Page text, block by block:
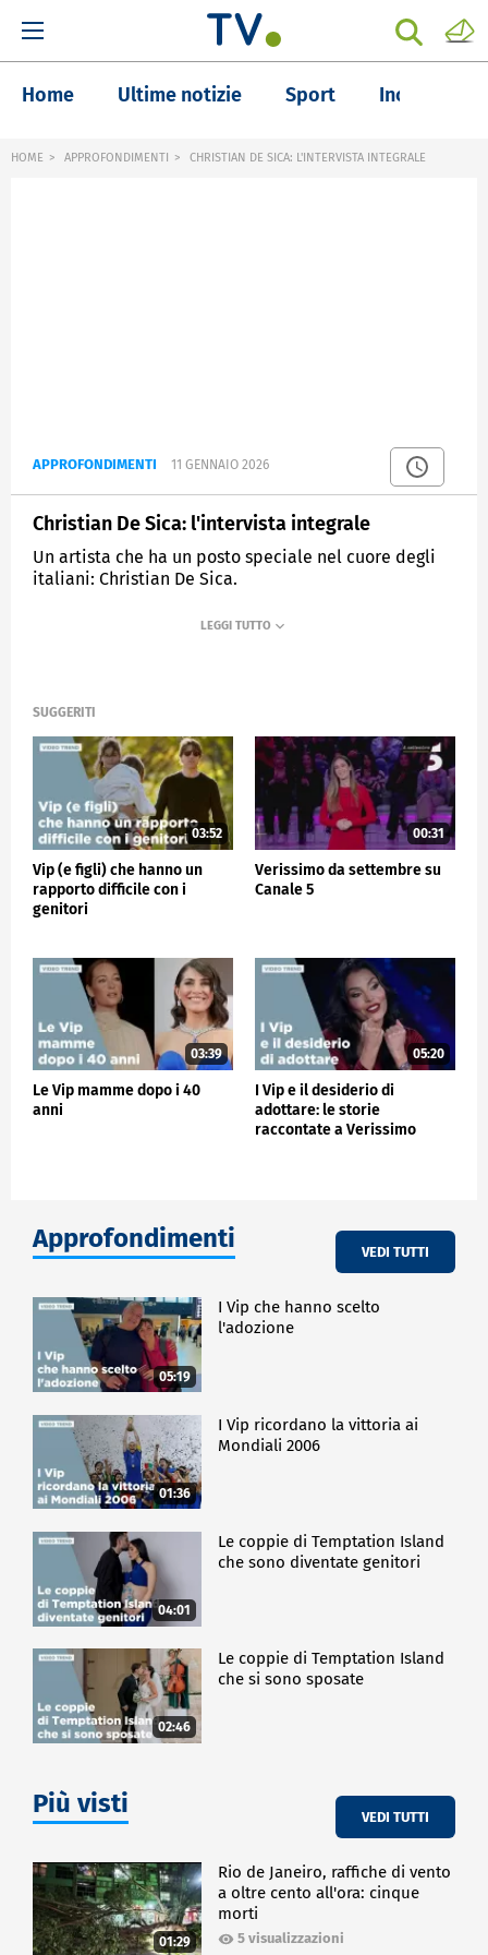
Home Ultime notizie Sport Inchieste
HOME APPROFONDIMENTI CHRISTIAN DE SICA: L'INTERVISTA INTEGRALE
APPROFONDIMENTI 11 GENNAIO 2026
Christian De Sica: l'intervista integrale
Un artista che ha un posto speciale nel cuore degli
italiani: Christian De Sica.
VERISSIMO
SUGGERITI
03:52
Vip (e figli) che hanno un
rapporto difficile con i
genitori
00:31
Verissimo da settembre su
Canale 5
03:39
Le Vip mamme dopo i 40
anni
05:20
I Vip e il desiderio di
adottare: le storie
raccontate a Verissimo
Approfondimenti VEDI TUTTI
05:19
I Vip che hanno scelto
l'adozione
01:36
I Vip ricordano la vittoria ai
Mondiali 2006
04:01
Le coppie di Temptation Island
che sono diventate genitori
02:46
Le coppie di Temptation Island
che si sono sposate
Più visti VEDI TUTTI
01:29
Rio de Janeiro, raffiche di vento
a oltre cento all'ora: cinque
morti
5 visualizzazioni